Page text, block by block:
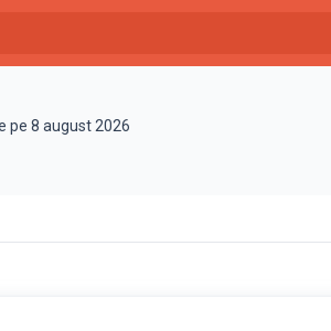
pe 8 august 2026